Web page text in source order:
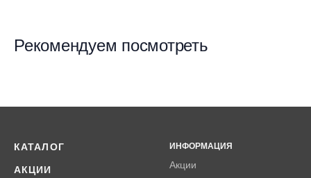
Рекомендуем посмотреть
КАТАЛОГ
АКЦИИ
ИНФОРМАЦИЯ
Акции